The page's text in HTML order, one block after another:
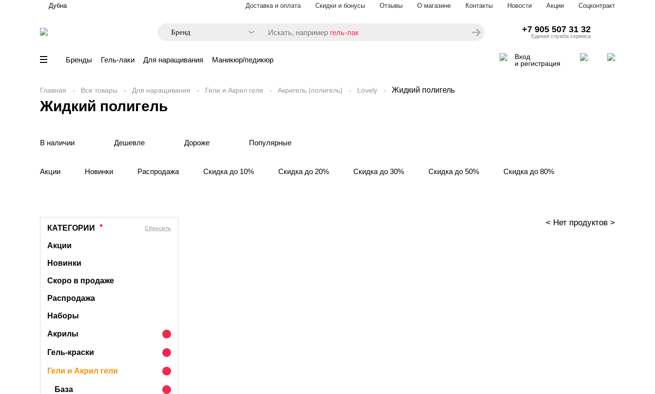
Дубна Доставка и оплата Скидки и бонусы Отзывы О магазине Контакты Новости Акции Соцконтракт
Искать, например гель-лак +7 905 507 31 32
Единая служба сервиса
Бренды Гель-лаки Для наращивания Маникюр/педикюр
Вход
и регистрация
Главная Все товары Для наращивания Гели и Акрил гели Акригель (полигель) Lovely Жидкий полигель
Жидкий полигель
В наличии Дешевле Дороже Популярные
Акции Новинки Распродажа Скидка до 10% Скидка до 20% Скидка до 30% Скидка до 50% Скидка до 80%
КАТЕГОРИИ Cбросить
Акции
Новинки
Скоро в продаже
Распродажа
Наборы
Акрилы
Гель-краски
Гели и Акрил гели
База
< Нет продуктов >